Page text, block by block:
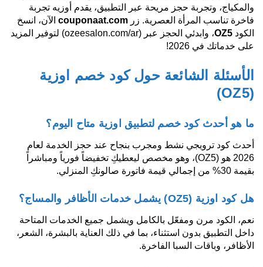
والمكياج، وتجربة حجز مريحة عبر التطبيق، يقدم أوزيه تجربة
فاخرة تناسب المرأة العصرية. زر couponaat.com الآن، انسخ
الكود OZ5
، وابدئي الحجز عبر (ozeesalon.com/ar) لتوفير المزيد
على خدماتك في 2026!
الأسئلة الشائعة حول كود خصم اوزية
(OZ5)
ما هو أحدث كود خصم لتطبيق اوزية متاح اليوم؟
أحدث كود ترويجي نشط ومجرب بنجاح عند حجز الخدمة لعام
2026 هو (OZ5)، وهو مخصص ليعطيكِ تخفيضاً فورياً ومباشراً
بقيمة 30% من إجمالي قيمة فاتورة صالونكِ المنزلي.
هل كود اوزية (OZ5) يشمل خدمات الأظافر والمساج؟
نعم، الكود مرن ومفعّل بالكامل ويشمل جميع الخدمات المتاحة
داخل التطبيق بدون استثناء، بما في ذلك العناية بالبشرة، الشعر،
الأظافر، وباقات السبا الفاخرة.